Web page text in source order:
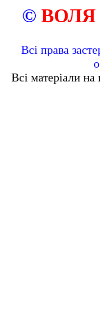
© ВОЛЯ
Всі права
Всі матеріали